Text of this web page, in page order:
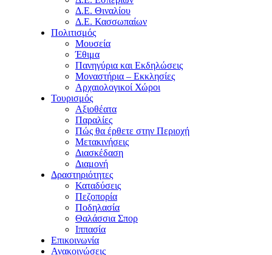
Δ.Ε. Θιναλίου
Δ.Ε. Κασσωπαίων
Πολιτισμός
Μουσεία
Έθιμα
Πανηγύρια και Εκδηλώσεις
Μοναστήρια – Εκκλησίες
Αρχαιολογικοί Χώροι
Τουρισμός
Αξιοθέατα
Παραλίες
Πώς θα έρθετε στην Περιοχή
Μετακινήσεις
Διασκέδαση
Διαμονή
Δραστηριότητες
Καταδύσεις
Πεζοπορία
Ποδηλασία
Θαλάσσια Σπορ
Ιππασία
Επικοινωνία
Ανακοινώσεις